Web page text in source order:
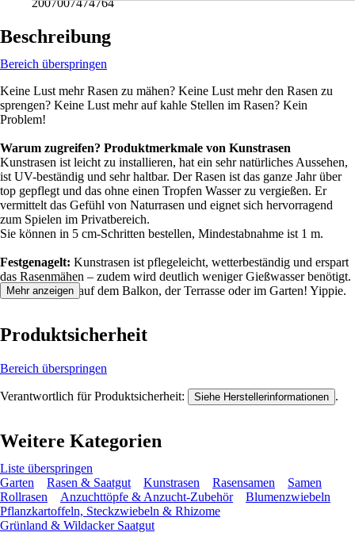
2007007474764
Beschreibung
Bereich überspringen
Keine Lust mehr Rasen zu mähen? Keine Lust mehr den Rasen zu
sprengen? Keine Lust mehr auf kahle Stellen im Rasen? Kein
Problem!
Warum zugreifen? Produktmerkmale von Kunstrasen
Kunstrasen ist leicht zu installieren, hat ein sehr natürliches Aussehen,
ist UV-beständig und sehr haltbar. Der Rasen ist das ganze Jahr über
top gepflegt und das ohne einen Tropfen Wasser zu vergießen. Er
vermittelt das Gefühl von Naturrasen und eignet sich hervorragend
zum Spielen im Privatbereich.
Sie können in 5 cm-Schritten bestellen, Mindestabnahme ist 1 m.
Festgenagelt: Kunstrasen ist pflegeleicht, wetterbeständig und erspart
das Rasenmähen – zudem wird deutlich weniger Gießwasser benötigt.
Rasender Spaß auf dem Balkon, der Terrasse oder im Garten! Yippie.
Mehr anzeigen
Produktsicherheit
Bereich überspringen
Verantwortlich für Produktsicherheit: Siehe Herstellerinformationen .
Weitere Kategorien
Liste überspringen
Garten
Rasen & Saatgut Kunstrasen Rasensamen
Samen
Rollrasen
Anzuchttöpfe & Anzucht-Zubehör
Blumenzwiebeln
Pflanzkartoffeln, Steckzwiebeln & Rhizome
Grünland & Wildacker Saatgut